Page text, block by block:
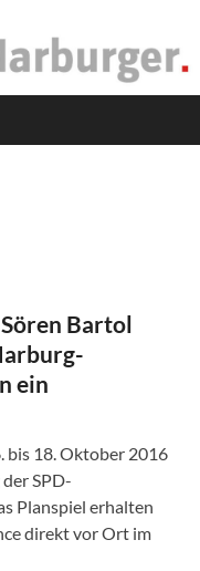
Bartol
ein
bis 18. Oktober 2016
SPD-
Planspiel erhalten
direkt vor Ort im